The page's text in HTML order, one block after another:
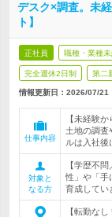
デスク×調査。未
ト】
正社員 職種・業種
完全週休2日制 第二
情報更新日：2026/07/21
仕事内容
【未経験
土地の調
ルは入社後
対象と
なる方
【学歴不
性」や「手
育成してい
【転勤な